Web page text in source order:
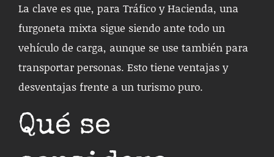
La clave es que, para Tráfico y Hacienda, una
furgoneta mixta sigue siendo ante todo un
vehículo de carga, aunque se use también para
transportar personas. Esto tiene ventajas y
desventajas frente a un turismo puro.
Qué se